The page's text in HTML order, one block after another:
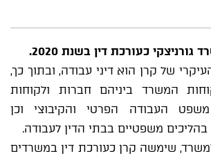
כעורכת דין בשנת 2020.
של קרן הוא דיני עבודה, ובתוך כך,
המשרד ביניהם חברות ולקוחות
העבודה הפרטי והקיבוצי וכן
בהליכים משפטיים בבתי הדין לעבודה.
שימשה קרן כעורכת דין במשרדים